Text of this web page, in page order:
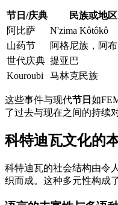
节日/庆典 民族或地区
阿比萨
N'zima Kôtôkô
山药节
阿格尼族，阿
世代庆典 提亚巴
Kouroubi
马林克民族
这些事件与现代节日 如
了过去与现在之间的持续
科特迪瓦文化的
科特迪瓦的社会结构由令
织而成。这种多元性构成